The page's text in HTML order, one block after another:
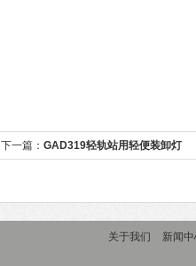
下一篇： GAD319轻轨站用轻便装卸灯
关于我们 新闻